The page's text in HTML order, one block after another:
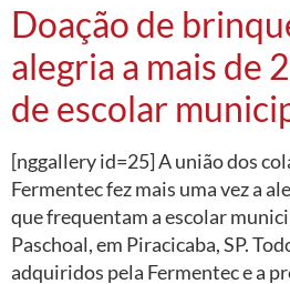
Doação de
alegria a mais de
de escolar
[nggallery id=25] A união dos
Fermentec fez mais uma vez a
que frequentam a escolar
Paschoal, em Piracicaba, SP.
adquiridos pela Fermentec e a